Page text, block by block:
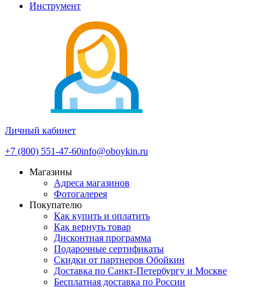
Инструмент
Личный кабинет
+7 (800) 551-47-60info@oboykin.ru
Магазины
Адреса магазинов
Фотогалерея
Покупателю
Как купить и оплатить
Как вернуть товар
Дисконтная программа
Подарочные сертификаты
Скидки от партнеров Обойкин
Доставка по Санкт-Петербургу и Москве
Бесплатная доставка по России